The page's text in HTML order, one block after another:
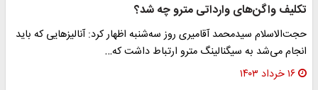
تکلیف واگن‌های وارداتی مترو چه شد؟
حجت‌الاسلام سیدمحمد آقامیری روز سه‌شنبه اظهار کرد: آنالیز‌هایی که باید
انجام می‌شد به سیگنالینگ مترو ارتباط داشت که…
۱۶ خرداد ۱۴۰۳